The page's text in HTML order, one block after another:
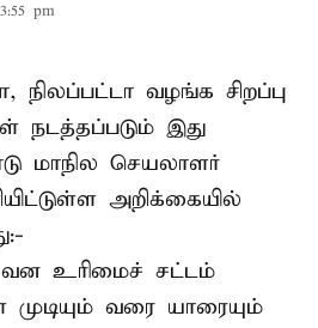
pm
நிலப்பட்டா வழங்க சிறப்பு
நடத்தப்படும் இது
மாநில செயலாளர்
அறிக்கையில்
வன உரிமைச் சட்டம்
வரை யாரையும்